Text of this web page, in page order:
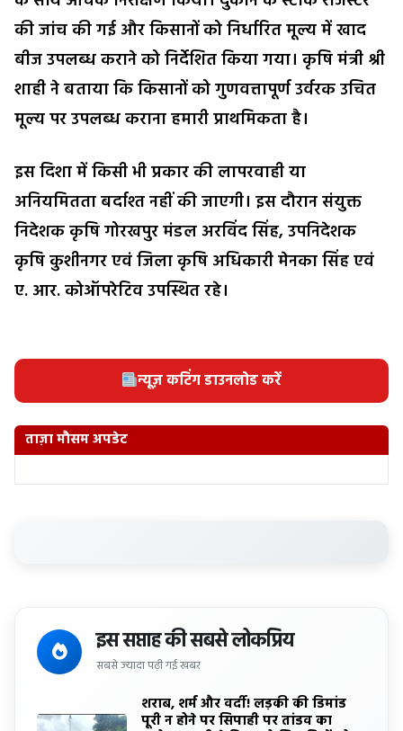
की जांच की गई और किसानों को निर्धारित मूल्य में खाद
बीज उपलब्ध कराने को निर्देशित किया गया। कृषि मंत्री श्री
शाही ने बताया कि किसानों को गुणवत्तापूर्ण उर्वरक उचित
मूल्य पर उपलब्ध कराना हमारी प्राथमिकता है।
इस दिशा में किसी भी प्रकार की लापरवाही या
अनियमितता बर्दाश्त नहीं की जाएगी। इस दौरान संयुक्त
निदेशक कृषि गोरखपुर मंडल अरविंद सिंह, उपनिदेशक
कृषि कुशीनगर एवं जिला कृषि अधिकारी मेनका सिंह एवं
ए. आर. कोऑपरेटिव उपस्थित रहे।
न्यूज़ कटिंग डाउनलोड करें
ताज़ा मौसम अपडेट
इस सप्ताह की सबसे लोकप्रिय
सबसे ज्यादा पढ़ी गई खबर
शराब, शर्म और वर्दी! लड़की की डिमांड
पूरी न होने पर सिपाही पर तांडव का